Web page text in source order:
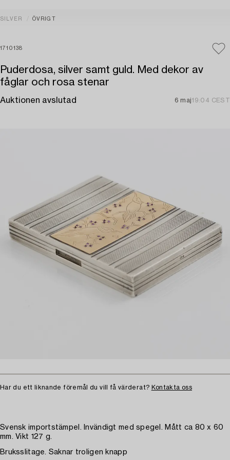
SILVER ÖVRIGT
1710138
Puderdosa, silver samt guld. Med dekor av
fåglar och rosa stenar
Auktionen avslutad 6 maj19:04 CEST
Har du ett liknande föremål du vill få värderat? Kontakta oss
Svensk importstämpel. Invändigt med spegel. Mått ca 80 x 60
mm. Vikt 127 g.
Bruksslitage. Saknar troligen knapp